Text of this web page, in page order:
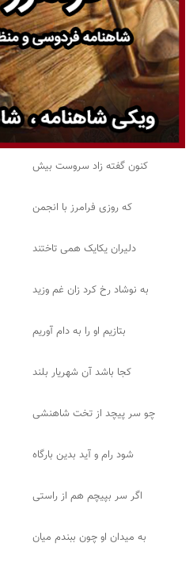
کنون گفته زاد سروست بیش
که روزی فرامرز با انجمن
دلیران یکایک همی تاختند
به نوشاد رخ کرد زان غم وزید
بتازیم او را به دام آوریم
کجا باشد آن شهریار بلند
چو سر پیچد از تخت شاهنشی
شود رام و آید بدین بارگاه
اگر سر بپیچم هم از راستی
به میدان او چون ببندم میان